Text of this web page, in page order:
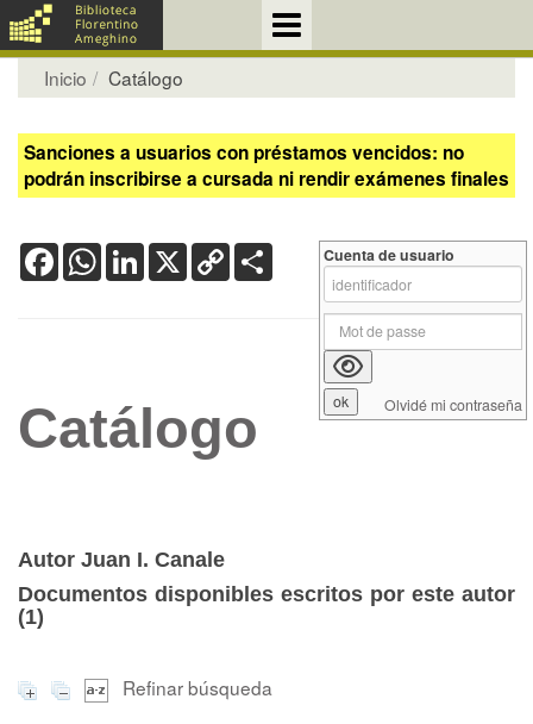
Inicio Catálogo
Sanciones a usuarios con préstamos vencidos: no
podrán inscribirse a cursada ni rendir exámenes finales
FacebookWhatsApp
LinkedIn
X Copy
Link
Catálogo
Autor Juan I. Canale
Documentos disponibles escritos por este autor
(1)
Refinar búsqueda
Cuenta de usuario
Olvidé mi contraseña